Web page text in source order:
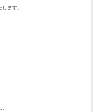
ます。